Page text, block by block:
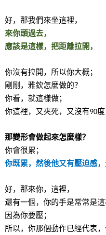
好，那我們來坐這裡，
來你頭過去，
應該是這樣，把距離拉開，
你沒有拉開，所以你大概；
剛剛，雅欽怎麼做的？
你看，就這樣做；
你這裡，又夾死，又沒有90
那變形會做起來怎麼樣？
你會很累；
你既累，然後他又有壓迫感，
好，那來你，這裡，
還有一個，你的手是常常是
因為你要壓；
所以，你那個動作已經代表，